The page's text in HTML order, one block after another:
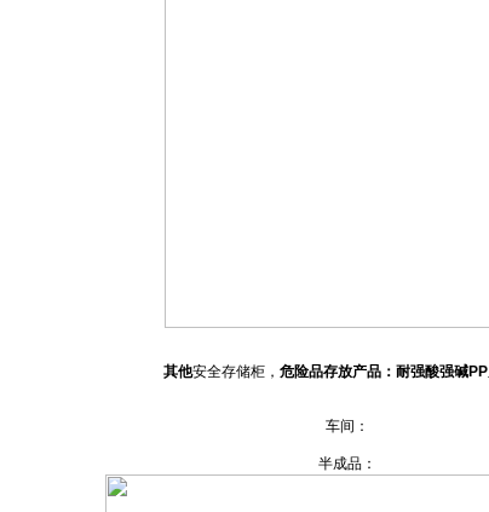
其他安全存储柜， 危险品存放产品：耐强酸强碱
车间：
半成品：